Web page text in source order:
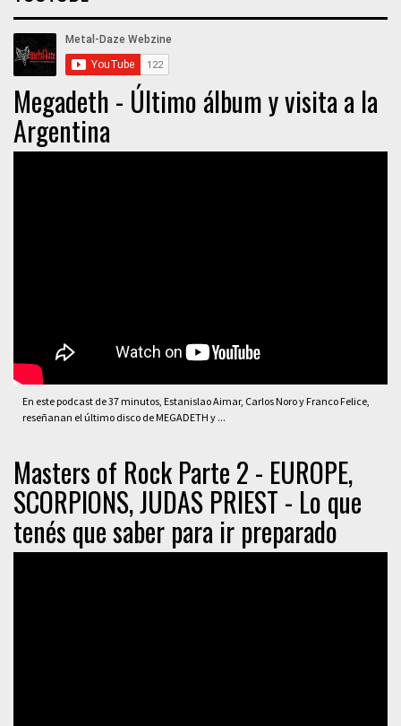
Megadeth - Último álbum y visita a la
Argentina
En este podcast de 37 minutos, Estanislao Aimar, Carlos Noro y Franco Felice,
reseñanan el último disco de MEGADETH y ...
Masters of Rock Parte 2 - EUROPE,
SCORPIONS, JUDAS PRIEST - Lo que
tenés que saber para ir preparado